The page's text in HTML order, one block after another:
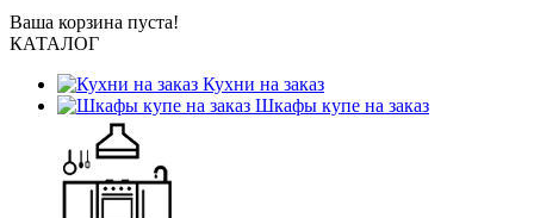
Ваша корзина пуста!
КАТАЛОГ
Кухни на заказ
Шкафы купе на заказ